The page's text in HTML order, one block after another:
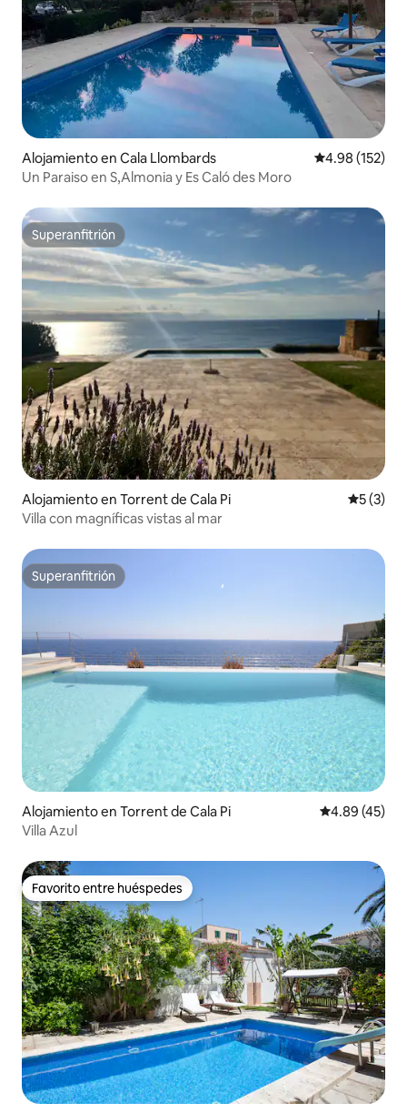
Alojamiento en Cala Llombards Calificación
4.98 (152)
Un Paraiso en S,Almonia y Es Caló des Moro
Superanfitrión
Superanfitrión
Alojamiento en Torrent de Cala Pi
5 (3)
Villa con magníficas vistas al mar
Superanfitrión
Superanfitrión
Alojamiento en Torrent de Cala Pi Calificación
4.89 (45)
Villa Azul
Favorito entre huéspedes
Favorito entre huéspedes